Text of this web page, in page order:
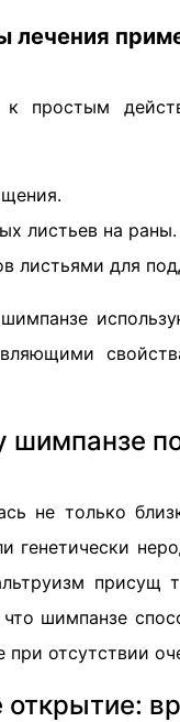
лечения
простым
листьев на раны.
листьями для
не только
генетически
присущ
шимпанзе
отсутствии
открытие: